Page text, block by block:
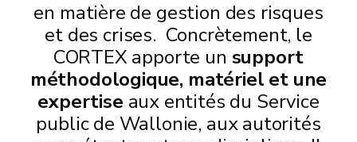
en matière de gestion des risques
et des crises. Concrètement, le
CORTEX apporte un support
méthodologique, matériel et une
expertise aux entités du Service
public de Wallonie, aux autorités